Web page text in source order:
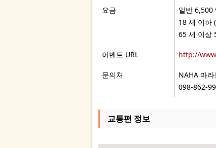
요금
일반 6,500
18 세 이하
65 세 이상
이벤트 URL http://
문의처
NAHA 마
098-862-
교통편 정보